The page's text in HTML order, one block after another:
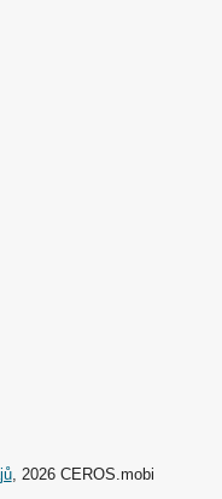
, 2026 CEROS.mobi